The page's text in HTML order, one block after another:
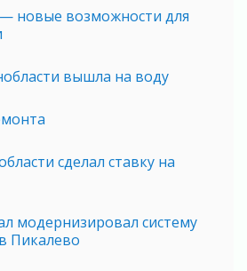
новые возможности для
вышла на воду
сделал ставку на
модернизировал систему
Пикалево